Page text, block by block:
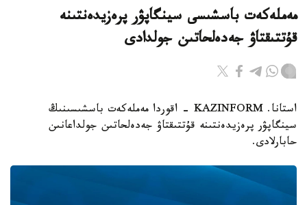
مەملەكەت باسشىسى سينگاپۋر پرەزيدەنتىنە
قۇتتىقتاۋ جەدەلحاتىن جولدادى
استانا. KAZINFORM - اقوردا مەملەكەت باسشىسىنىڭ
سينگاپۋر پرەزيدەنتىنە قۇتتىقتاۋ جەدەلحاتىن جولداعانىن
حابارلادى.